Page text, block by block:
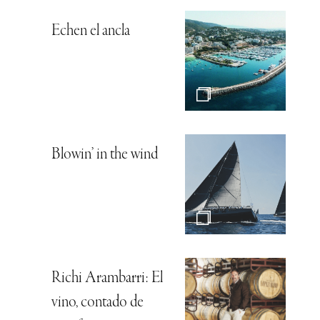
Echen el ancla
Blowin’ in the wind
Richi Arambarri: El
vino, contado de